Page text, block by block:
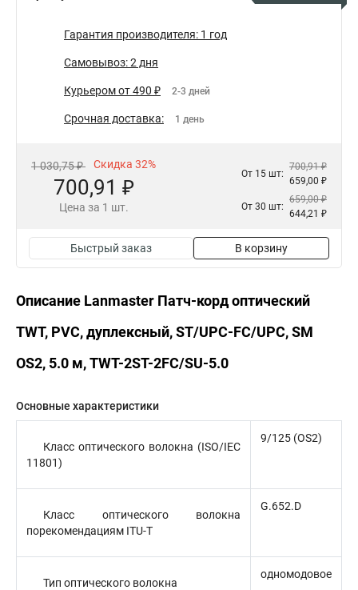
Гарантия производителя: 1 год
Самовывоз: 2 дня
Курьером от 490 ₽ 2-3 дней
Срочная доставка: 1 день
1 030,75 ₽ Скидка 32%
700,91 ₽
Цена за 1 шт.
От 15 шт:
700,91 ₽
659,00 ₽
От 30 шт:
659,00 ₽
644,21 ₽
Быстрый заказ В корзину
Описание Lanmaster Патч-корд оптический
TWT, PVC, дуплексный, ST/UPC-FC/UPC, SM
OS2, 5.0 м, TWT-2ST-2FC/SU-5.0
Основные характеристики
Класс оптического волокна (ISO/IEC
11801)
9/125 (OS2)
Класс оптического волокна
порекомендациям ITU-T
G.652.D
Тип оптического волокна
одномодовое